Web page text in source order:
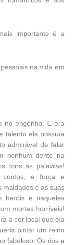
importante é a
na vida em
no engenho. E era
talento ela possuía
admirável de falar
nenhum dente na
tons às palavras!
contos, e forca e
maldades e as suas
heróis e naqueles
mortes horríveis!
a cor local que ela
pintar um reino
fabuloso. Os rios e